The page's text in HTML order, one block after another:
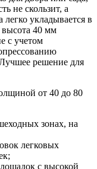
не скользит, а
укладывается в
40 мм
с учетом
решение для
от 40 до 80
зонах, на
легковых
с высокой